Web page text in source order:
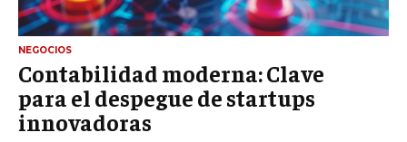
NEGOCIOS
Contabilidad moderna: Clave
para el despegue de startups
innovadoras